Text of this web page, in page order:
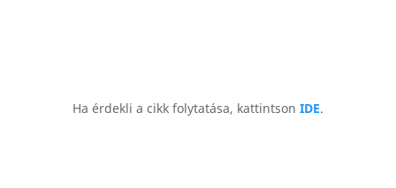
Ha érdekli a cikk folytatása, kattintson IDE.